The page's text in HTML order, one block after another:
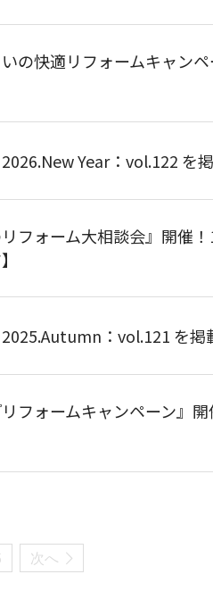
の快適リフォームキャン
Year：vol.122 を掲
フォーム大相談会』開催！
：vol.121 を掲
フォームキャンペーン』開
次へ